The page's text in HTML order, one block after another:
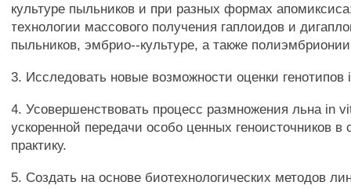
культуре пыльников и при разных формах
технологии массового получения гаплоидов и
пыльников, эмбрио--культуре, а также
3. Исследовать новые возможности оценки генотипов
4. Усовершенствовать процесс размножения льна in
ускоренной передачи особо ценных геноисточников в
практику.
5. Создать на основе биотехнологических методов